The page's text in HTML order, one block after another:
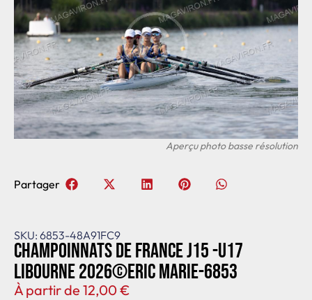
SKU: 6853-48A91FC9
Champoinnats de France J15 -U17
Libourne 2026©Eric Marie-6853
À partir de 12,00€
Partager